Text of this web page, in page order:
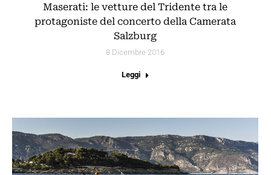
Maserati: le vetture del Tridente tra le
protagoniste del concerto della Camerata
Salzburg
8 Dicembre 2016
Leggi